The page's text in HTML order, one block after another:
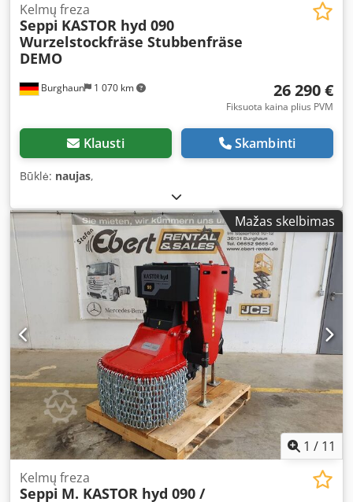
Burghaun 1 070 km
Kelmų freza
Seppi KASTOR hyd 090
Wurzelstockfräse Stubbenfräse
DEMO
26 290 €
Fiksuota kaina plius PVM
Klausti Skambinti
Būklė: naujas,
Mažas skelbimas
1 / 11
Kelmų freza
Seppi M. KASTOR hyd 090 /